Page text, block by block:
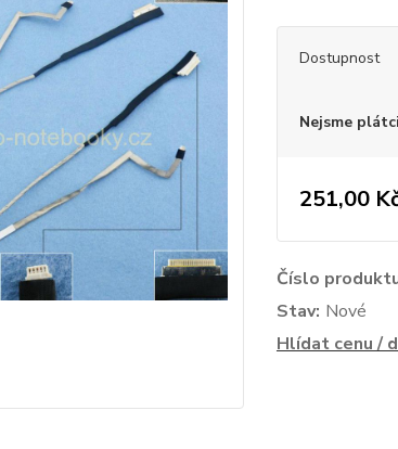
Dostupnost
Nejsme
251,00
Číslo
Stav: Nové
Hlídat cenu /